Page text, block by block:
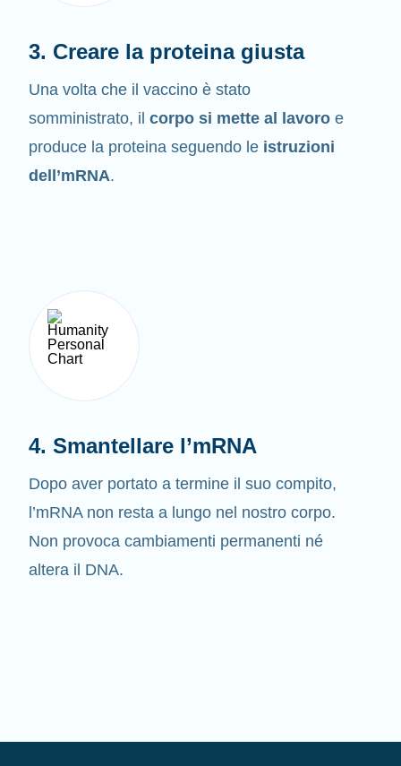
3. Creare la proteina giusta
Una volta che il vaccino è stato
somministrato, il corpo si mette al lavoro e
produce la proteina seguendo le istruzioni
dell’mRNA.
4. Smantellare l’mRNA
Dopo aver portato a termine il suo compito,
l’mRNA non resta a lungo nel nostro corpo.
Non provoca cambiamenti permanenti né
altera il DNA.